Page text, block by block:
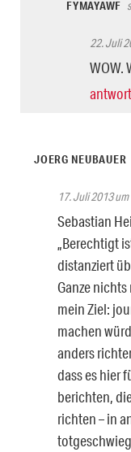
FYMAYAWF
22. Juli
WOW.
JOERG NEUBAUER
17. Juli 2013
Sebastian
„Berechtigt
distanziert
Ganze nichts
mein Ziel:
machen
anders
dass es hier
berichten,
richten – in